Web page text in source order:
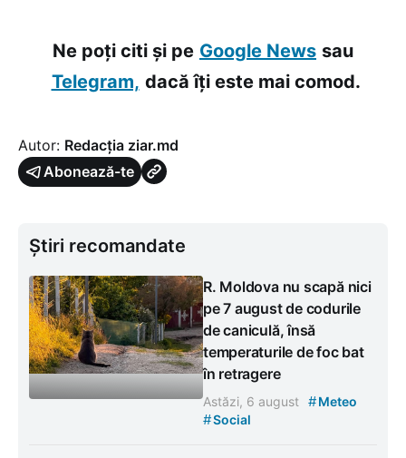
Ne poți citi și pe Google News sau
Telegram, dacă îți este mai comod.
Autor: Redacția ziar.md
Abonează-te
Știri recomandate
R. Moldova nu scapă nici
pe 7 august de codurile
de caniculă, însă
temperaturile de foc bat
în retragere
Astăzi, 6 august #Meteo
#Social